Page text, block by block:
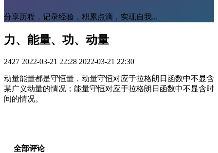
分享历程，记录经验，积累点滴，实现自我...
力、能量、功、动量
2427 2022-03-21 22:28 2022-03-21 22:30
动量能量都是守恒量，动量守恒对应于拉格朗日函数中不显含
某广义动量的情况；能量守恒对应于拉格朗日函数中不显含时
间的情况。
全部评论